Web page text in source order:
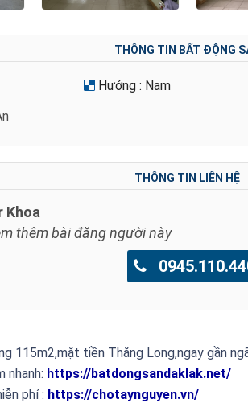
THÔNG TIN BẤT ĐỘNG
Hướng : Nam
THÔNG TIN LIÊN HỆ
Khoa
thêm bài đăng người này
115m2,mặt tiền Thăng Long,ngay gần
nhanh: https://batdongsandaklak.net/
phí : https://chotaynguyen.vn/